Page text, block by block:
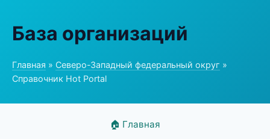
База организаций
Главная » Северо-Западный федеральный округ »
Справочник Hot Portal
🏠 Главная